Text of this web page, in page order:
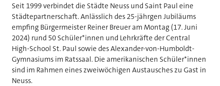
Seit 1999 verbindet die Städte Neuss und Saint Paul eine
Städtepartnerschaft. Anlässlich des 25-jährgen Jubiläums
empfing Bürgermeister Reiner Breuer am Montag (17. Juni
2024) rund 50 Schüler*innen und Lehrkräfte der Central
High-School St. Paul sowie des Alexander-von-Humboldt-
Gymnasiums im Ratssaal. Die amerikanischen Schüler*innen
sind im Rahmen eines zweiwöchigen Austausches zu Gast in
Neuss.